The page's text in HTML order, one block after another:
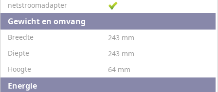
netstroomadapter
Gewicht en omvang
Breedte
243 mm
Diepte
243 mm
Hoogte
64 mm
Energie